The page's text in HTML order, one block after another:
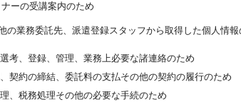
ナーの受講案内のため
の業務委託先、派遣登録スタッフから取得した個人情
考、登録、管理、業務上必要な諸連絡のため
契約の締結、委託料の支払その他の契約の履行のため
、税務処理その他の必要な手続のため